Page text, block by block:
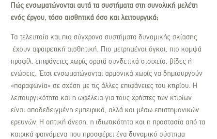
Πώς ενσωματώνονται αυτά τα συστήματα στη συνολική μελέτη
ενός έργου, τόσο αισθητικά όσο και λειτουργικά;
Τα τελευταία και πιο σύγχρονα συστήματα δυναμικής σκίασης
έχουν αφαιρετική αισθητική. Πιο μετρημένοι όγκοι, πιο κομψά
προφίλ, επιφάνειες χωρίς ορατά συνδετικά στοιχεία, βίδες ή
ενώσεις. Έτσι ενσωματώνονται αρμονικά χωρίς να δημιουργούν
«παραφωνία» σε σχέση με τις άλλες επιφάνειες του κτιρίου. Η
λειτουργικότητα και η ωφέλεια για τους χρήστες των κτιρίων
είναι αποδεδειγμένη εμπειρικά, αλλά και μέσω επιστημονικών
ερευνών. Η οπτική άνεση, η ιδιωτικότητα και η προστασία από τα
καιρικά φαινόμενα που προσφέρει ένα δυναμικό σύστημα